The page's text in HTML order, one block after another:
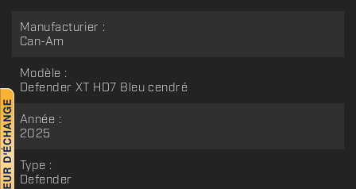
Manufacturier :
Can-Am
Modèle :
Defender XT HD7 Bleu cendré
Année :
2025
Type :
Defender